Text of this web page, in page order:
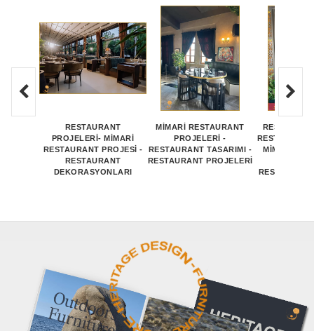
RESTAURANT
PROJELERİ- MİMARİ
RESTAURANT PROJESİ -
RESTAURANT
DEKORASYONLARI
MİMARİ RESTAURANT
PROJELERİ -
RESTAURANT TASARIMI -
RESTAURANT PROJELERİ
RESTORAN
RESTORAN
MİMARİ